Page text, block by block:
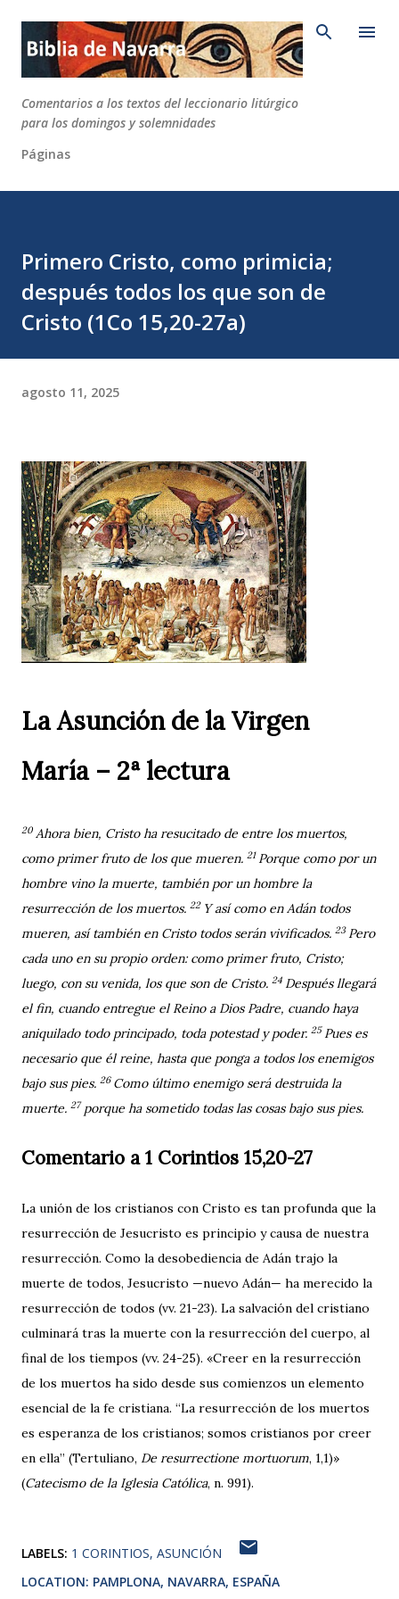
Ir al contenido principal
Comentarios a los textos del leccionario litúrgico
para los domingos y solemnidades
Páginas
Primero Cristo, como primicia;
después todos los que son de
Cristo (1Co 15,20-27a)
agosto 11, 2025
La Asunción de la Virgen
María – 2ª lectura
20 Ahora bien, Cristo ha resucitado de entre los muertos,
como primer fruto de los que mueren. 21 Porque como por un
hombre vino la muerte, también por un hombre la
resurrección de los muertos. 22 Y así como en Adán todos
mueren, así también en Cristo todos serán vivificados. 23 Pero
cada uno en su propio orden: como primer fruto, Cristo;
luego, con su venida, los que son de Cristo. 24 Después llegará
el fin, cuando entregue el Reino a Dios Padre, cuando haya
aniquilado todo principado, toda potestad y poder. 25 Pues es
necesario que él reine, hasta que ponga a todos los enemigos
bajo sus pies. 26 Como último enemigo será destruida la
muerte. 27porque ha sometido todas las cosas bajo sus pies.
Comentario a 1 Corintios 15,20-27
La unión de los cristianos con Cristo es tan profunda que la
resurrección de Jesucristo es principio y causa de nuestra
resurrección. Como la desobediencia de Adán trajo la
muerte de todos, Jesucristo —nuevo Adán— ha merecido la
resurrección de todos (vv. 21-23). La salvación del cristiano
culminará tras la muerte con la resurrección del cuerpo, al
final de los tiempos (vv. 24-25). «Creer en la resurrección
de los muertos ha sido desde sus comienzos un elemento
esencial de la fe cristiana. “La resurrección de los muertos
es esperanza de los cristianos; somos cristianos por creer
en ella” (Tertuliano, De resurrectione mortuorum, 1,1)»
(Catecismo de la Iglesia Católica, n. 991).
LABELS: 1 CORINTIOS ASUNCIÓN
LOCATION: PAMPLONA, NAVARRA, ESPAÑA